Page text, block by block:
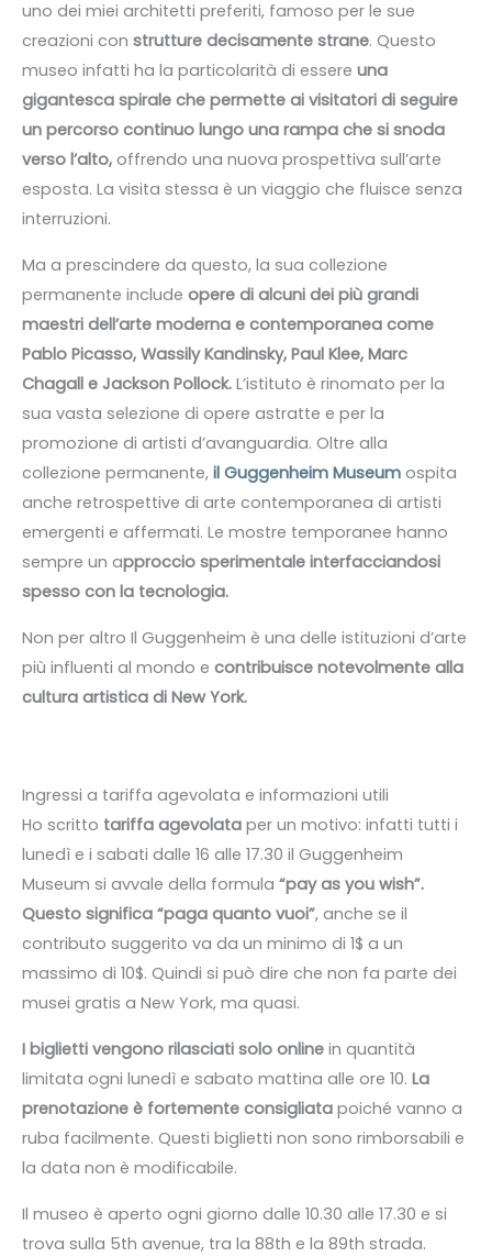
uno dei miei architetti preferiti, famoso per le sue
creazioni con strutture decisamente strane. Questo
museo infatti ha la particolarità di essere una
gigantesca spirale che permette ai visitatori di seguire
un percorso continuo lungo una rampa che si snoda
verso l’alto, offrendo una nuova prospettiva sull’arte
esposta. La visita stessa è un viaggio che fluisce senza
interruzioni.
Ma a prescindere da questo, la sua collezione
permanente include opere di alcuni dei più grandi
maestri dell’arte moderna e contemporanea come
Pablo Picasso, Wassily Kandinsky, Paul Klee, Marc
Chagall e Jackson Pollock. L’istituto è rinomato per la
sua vasta selezione di opere astratte e per la
promozione di artisti d’avanguardia. Oltre alla
collezione permanente, il Guggenheim Museum ospita
anche retrospettive di arte contemporanea di artisti
emergenti e affermati. Le mostre temporanee hanno
sempre un approccio sperimentale interfacciandosi
spesso con la tecnologia.
Non per altro Il Guggenheim è una delle istituzioni d’arte
più influenti al mondo e contribuisce notevolmente alla
cultura artistica di New York.
Ingressi a tariffa agevolata e informazioni utili
Ho scritto tariffa agevolata per un motivo: infatti tutti i
lunedì e i sabati dalle 16 alle 17.30 il Guggenheim
Museum si avvale della formula “pay as you wish”.
Questo significa “paga quanto vuoi”, anche se il
contributo suggerito va da un minimo di 1$ a un
massimo di 10$. Quindi si può dire che non fa parte dei
musei gratis a New York, ma quasi.
I biglietti vengono rilasciati solo online in quantità
limitata ogni lunedì e sabato mattina alle ore 10. La
prenotazione è fortemente consigliata poiché vanno a
ruba facilmente. Questi biglietti non sono rimborsabili e
la data non è modificabile.
Il museo è aperto ogni giorno dalle 10.30 alle 17.30 e si
trova sulla 5th avenue, tra la 88th e la 89th strada.